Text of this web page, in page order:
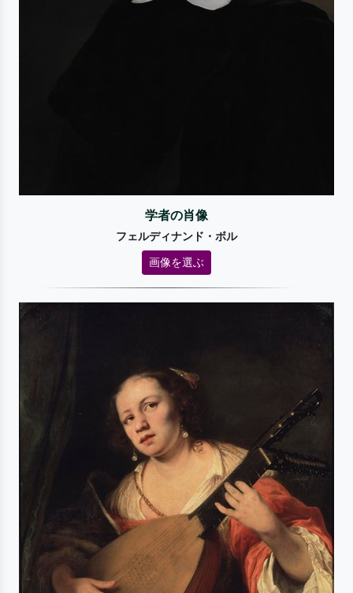
学者の肖像
フェルディナンド・ボル
画像を選ぶ